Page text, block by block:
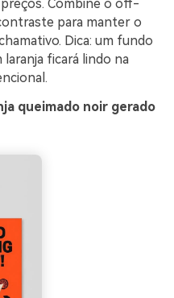
Combine o off-
para manter o
Dica: um fundo
ficará lindo na
queimado noir gerado